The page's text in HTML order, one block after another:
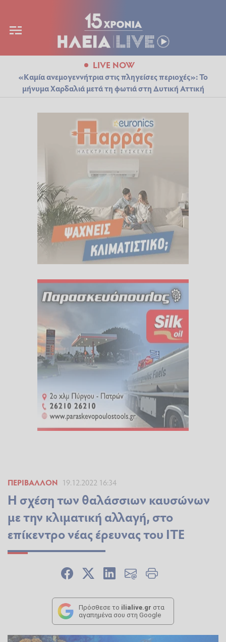
LIVE NOW
«Καμία ανεμογεννήτρια στις πληγείσες περιοχές»: Το
μήνυμα Χαρδαλιά μετά τη φωτιά στη Δυτική Αττική
ΠΕΡΙΒΆΛΛΟΝ 19.12.2022 16:34
Η σχέση των θαλάσσιων καυσώνων
με την κλιματική αλλαγή, στο
επίκεντρο νέας έρευνας του ΙΤΕ
Πρόσθεσε το ilialive.gr στα
αγαπημένα σου στη Google